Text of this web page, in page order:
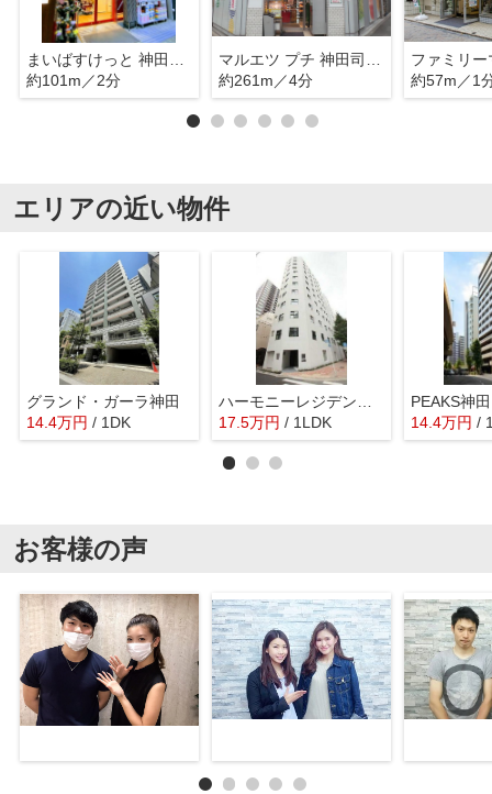
まいばすけっと 神田駅北口店
約101m／2分
マルエツ プチ 神田司町店
約261m／4分
約57m／1
エリアの近い物件
グランド・ガーラ神田
14.4万円 / 1DK
17.5万円 / 1LDK 14.4万円 /
お客様の声